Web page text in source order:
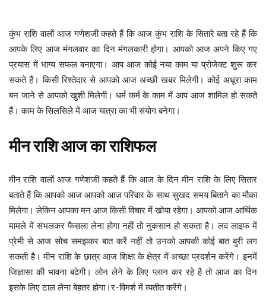
कुंभ राशि वालों आज गणेशजी कहते हैं कि आज कुंभ राशि के सितारे बता रहे हैं कि
आपके लिए आज मंगलवार का दिन मंगलकारी होगा। आपको आज अपने किए गए
प्रयास में भाग्य सफल बनाएगा। आप आज कोई नया काम या प्रोजेक्ट शुरू कर
सकते हैं। किसी रिश्तेदार से आपको आज अच्छी खबर मिलेगी। कोई अधूरा काम
बन जाने से आपको खुशी मिलेगी। धर्म कर्म के काम में आप आज शामिल हो सकते
हैं। काम के सिलसिले में आज यात्रा का भी संयोग बनेगा।
मीनराशिआजकाराशिफल
मीन राशि वालों आज गणेशजी कहते हैं कि आज के दिन मीन राशि के लिए सितार
बताते हैं कि आपको आज आपको आज परिवार के साथ सुखद समय बिताने का मौका
मिलेगा। लेकिन आपका मन आज किसी विचार में खोया रहेगा। आपको आज आर्थिक
मामले में संभलकर फैसला लेना होगा नहीं तो नुकसान हो सकता है। लव लाइफ में
प्रेमी से आज सोच समझकर बात करें नहीं तो उनको आपकी कोई बात बुरी लग
सकती है। मीन राशि के छात्र आज शिक्षा के क्षेत्र में अच्छा प्रदर्शन करेंगे। इनमें
जिज्ञासा की भावना बढेगी। लोन लेने के लिए प्लान कर रहे है तो आज का दिन
इसके लिए टाल लेना बेहतर होगा।र-विमर्श में व्यतीत करेंगे।